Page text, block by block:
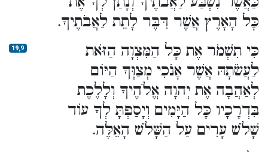
כָּל הָאָרֶץ אֲשֶׁר דִּבֶּר לָתֵת לַאֲבֹתֶיךָ.
19,9
כִּי תִשְׁמֹר אֶת כָּל הַמִּצְוָה הַזֹּאת
לַעֲשֹׂתָהּ אֲשֶׁר אָנֹכִי מְצַוְּךָ הַיּוֹם
לְאַהֲבָה אֶת יְהוָה אֱלֹהֶיךָ וְלָלֶכֶת
בִּדְרָכָיו כָּל הַיָּמִים וְיָסַפְתָּ לְךָ עוֹד
שָׁלֹשׁ עָרִים עַל הַשָּׁלֹשׁ הָאֵלֶּה.